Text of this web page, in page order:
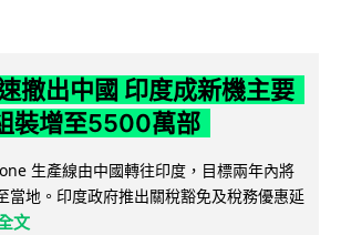
撤出中國 印度成新機主要
裝增至5500萬部
生產線由中國轉往印度，目標兩年內將
當地。印度政府推出關稅豁免及稅務優惠延
文